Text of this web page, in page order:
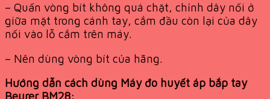
– Quấn vòng bít không quá chặt, chỉnh dây nối ở
giữa mặt trong cánh tay, cắm đầu còn lại của dây
nối vào lỗ cắm trên máy.
– Nên dùng vòng bít của hãng.
Hướng dẫn cách dùng Máy đo huyết áp bắp tay
Beurer BM28: